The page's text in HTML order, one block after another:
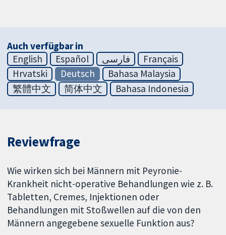
Auch verfügbar in
English
Español فارسی
Français
Hrvatski
Deutsch
Bahasa Malaysia
繁體中文
简体中文 Bahasa Indonesia
Reviewfrage
Wie wirken sich bei Männern mit Peyronie-
Krankheit nicht-operative Behandlungen wie z. B.
Tabletten, Cremes, Injektionen oder
Behandlungen mit Stoßwellen auf die von den
Männern angegebene sexuelle Funktion aus?